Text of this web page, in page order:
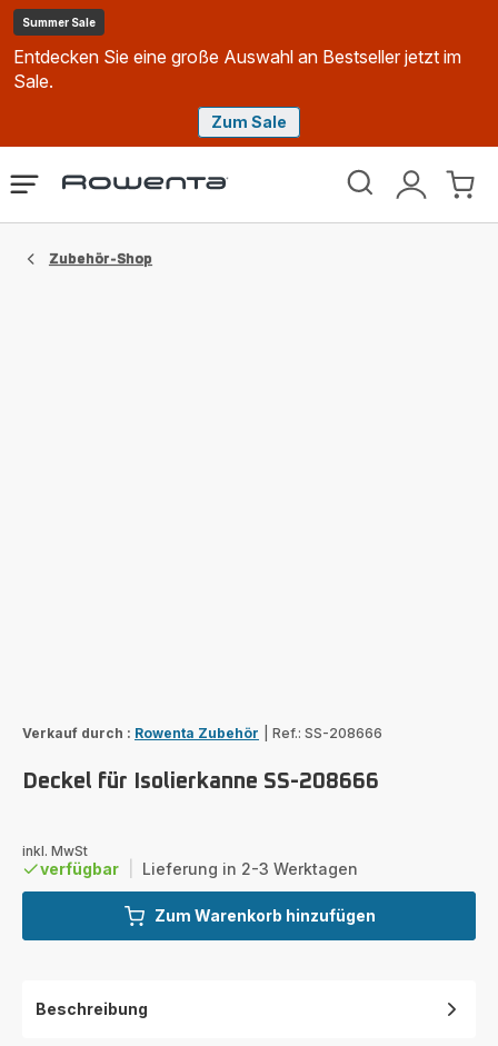
Summer Sale
Entdecken Sie eine große Auswahl an Bestseller jetzt im
Sale.
Zum Sale
Rowenta
Mein
Mein
Das
Zubehör-Shop
Verkauf durch : Rowenta Zubehör Ref.: SS-208666
Deckel für Isolierkanne SS-208666
inkl. MwSt
verfügbar Lieferung in 2-3 Werktagen
Zum Warenkorb hinzufügen
Beschreibung